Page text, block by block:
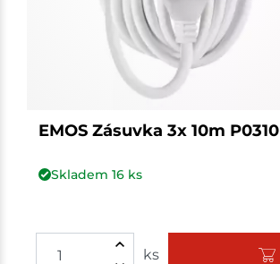
EMOS Zásuvka 3x 10m P0310
Skladem 16ks
ks